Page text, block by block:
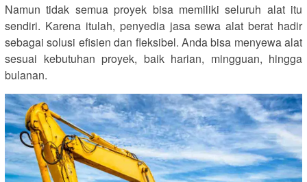
Namun tidak semua proyek bisa memiliki seluruh alat itu
sendiri. Karena itulah, penyedia jasa sewa alat berat hadir
sebagai solusi efisien dan fleksibel. Anda bisa menyewa alat
sesuai kebutuhan proyek, baik harian, mingguan, hingga
bulanan.